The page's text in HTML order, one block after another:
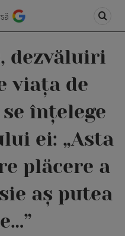
dezvăluiri
viața de
înțelege
ei: „Asta
plăcere a
aș putea